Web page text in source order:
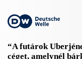
“A futárok
céget, amelynél